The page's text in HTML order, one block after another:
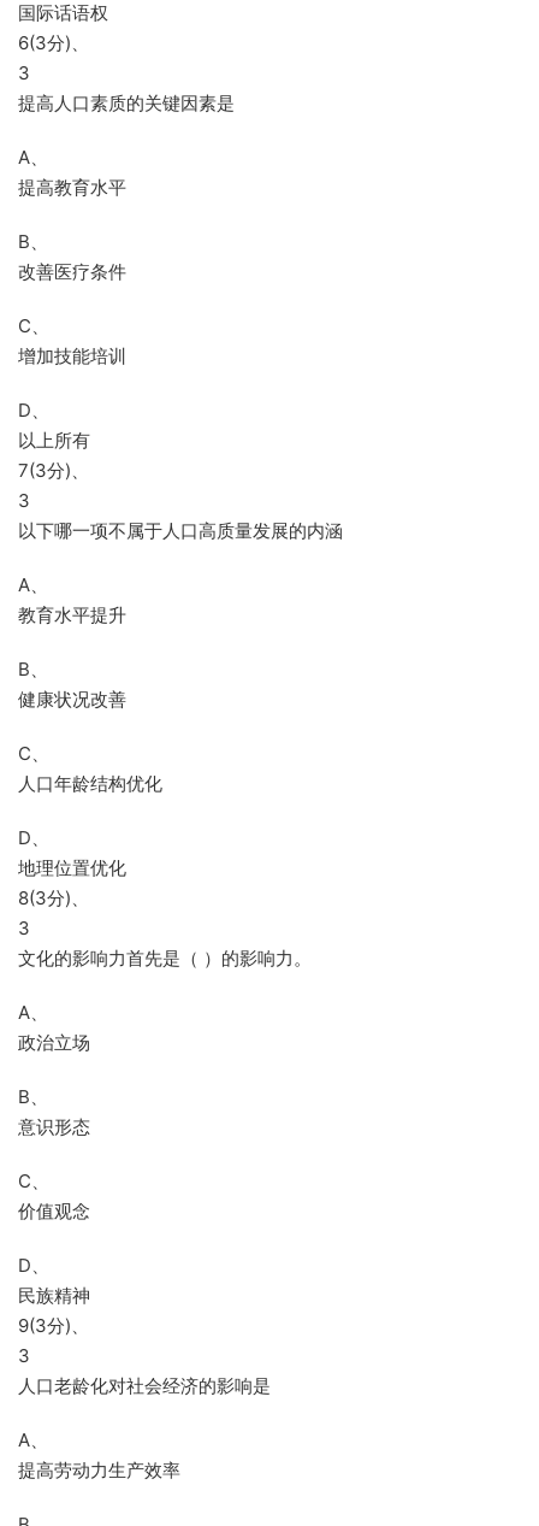
国际话语权
6(3分)、
3
提高人口素质的关键因素是
A、
提高教育水平
B、
改善医疗条件
C、
增加技能培训
D、
以上所有
7(3分)、
3
以下哪一项不属于人口高质量发展的内涵
A、
教育水平提升
B、
健康状况改善
C、
人口年龄结构优化
D、
地理位置优化
8(3分)、
3
文化的影响力首先是（ ）的影响力。
A、
政治立场
B、
意识形态
C、
价值观念
D、
民族精神
9(3分)、
3
人口老龄化对社会经济的影响是
A、
提高劳动力生产效率